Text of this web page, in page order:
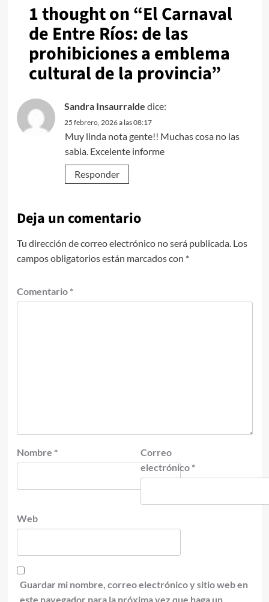
1 thought on “El Carnaval
de Entre Ríos: de las
prohibiciones a emblema
cultural de la provincia”
Sandra Insaurralde dice:
25 febrero, 2026 a las 08:17
Muy linda nota gente!! Muchas cosa no las
sabia. Excelente informe
Responder
Deja un comentario
Tu dirección de correo electrónico no será publicada. Los
campos obligatorios están marcados con *
Comentario *
Nombre *
Correo
electrónico *
Web
Guardar mi nombre, correo electrónico y sitio web en
este navegador para la próxima vez que haga un